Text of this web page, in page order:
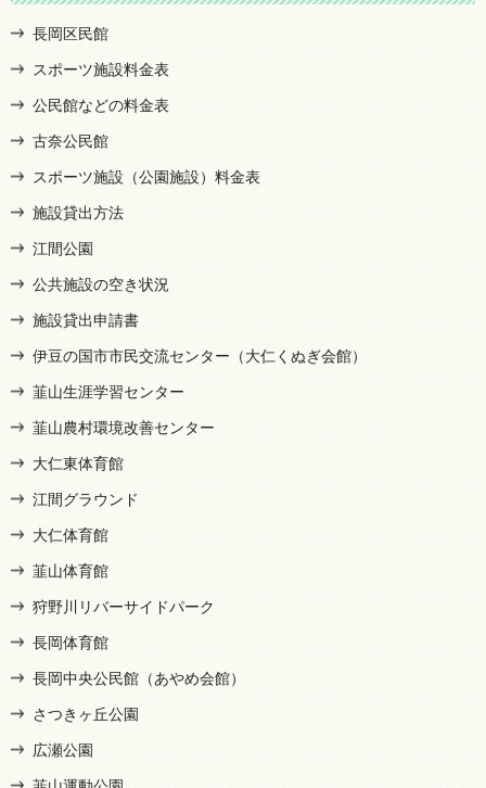
長岡区民館
スポーツ施設料金表
公民館などの料金表
古奈公民館
スポーツ施設（公園施設）料金表
施設貸出方法
江間公園
公共施設の空き状況
施設貸出申請書
伊豆の国市市民交流センター（大仁くぬぎ会館）
韮山生涯学習センター
韮山農村環境改善センター
大仁東体育館
江間グラウンド
大仁体育館
韮山体育館
狩野川リバーサイドパーク
長岡体育館
長岡中央公民館（あやめ会館）
さつきヶ丘公園
広瀬公園